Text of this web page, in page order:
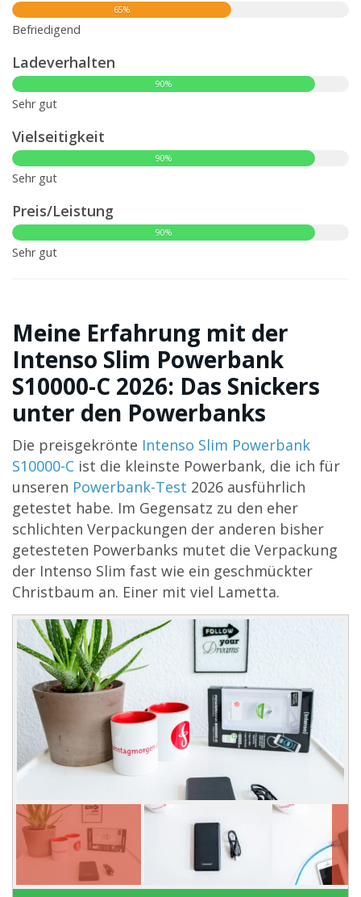
65%
Befriedigend
Ladeverhalten
90%
Sehr gut
Vielseitigkeit
90%
Sehr gut
Preis/Leistung
90%
Sehr gut
Meine Erfahrung mit der
Intenso Slim Powerbank
S10000-C 2026: Das Snickers
unter den Powerbanks
Die preisgekrönte Intenso Slim Powerbank
S10000-C ist die kleinste Powerbank, die ich für
unseren Powerbank-Test 2026 ausführlich
getestet habe. Im Gegensatz zu den eher
schlichten Verpackungen der anderen bisher
getesteten Powerbanks mutet die Verpackung
der Intenso Slim fast wie ein geschmückter
Christbaum an. Einer mit viel Lametta.